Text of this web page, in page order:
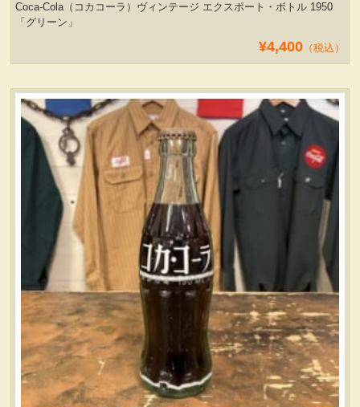
Coca-Cola（コカコーラ）ヴィンテージ エクスポート・ボトル 1950
「グリーン」
¥4,400（税込）